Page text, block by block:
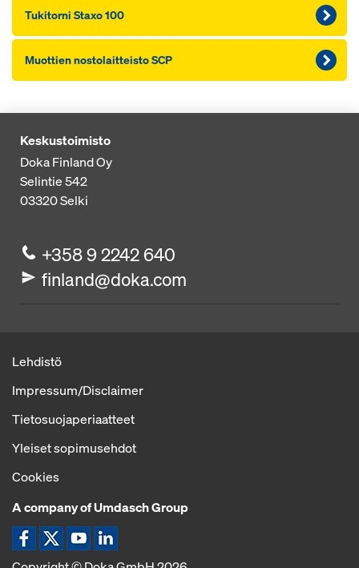
Tu­ki­tor­ni Staxo 100
Muot­tien nos­to­lait­teis­to SCP
Keskustoimisto
Doka Finland Oy
Selintie 542
03320Selki
+358 9 2242 640
finland@doka.com
Lehdistö
Impressum/Disclaimer
Tietosuojaperiaatteet
Yleiset sopimusehdot
Cookies
A company of Umdasch Group
Kuvake Facebook
Kuvake Twitter
Kuvake YouTube
Kuvake LinkedIn